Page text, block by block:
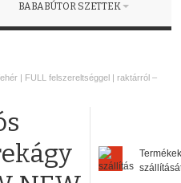
BABABÚTOR SZETTEK
| FULL felszereltséggel | raktárról –